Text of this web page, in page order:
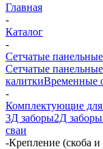
Главная
-
Каталог
-
Сетчатые
Сетчатые
калиткиВременные
-
Комплектующие для
3Д заборы2Д заборы
сваи
-Крепление (скоба и